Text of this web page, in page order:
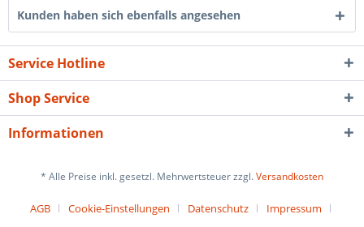
Kunden haben sich ebenfalls angesehen
Service Hotline
Shop Service
Informationen
* Alle Preise inkl. gesetzl. Mehrwertsteuer zzgl.Versandkosten
AGB Cookie-Einstellungen Datenschutz Impressum